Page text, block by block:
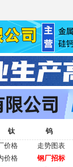
钛 钨
价格
走势图表
价格
钢厂招标